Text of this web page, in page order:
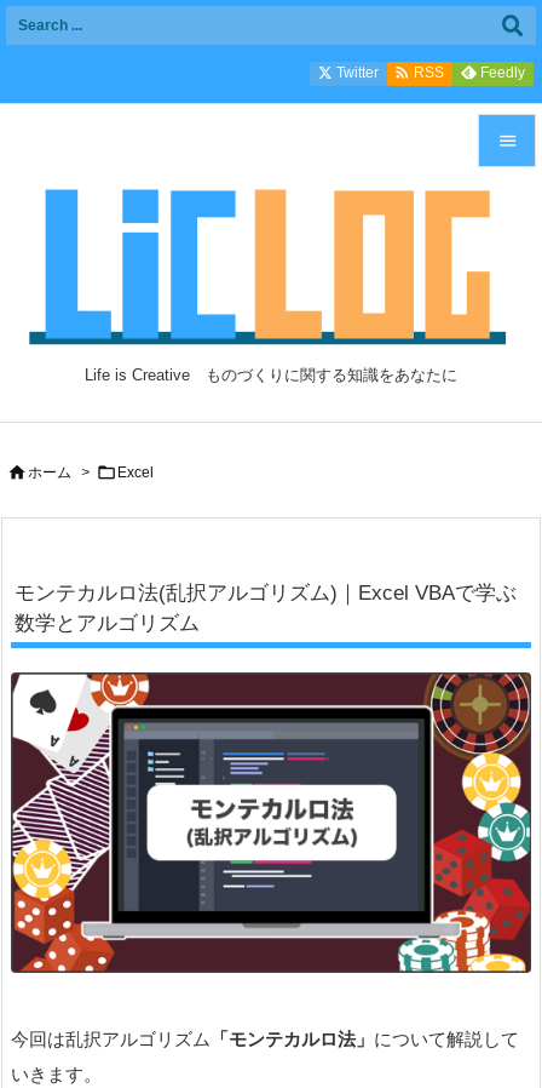
Life is Creative ものづくりに関する知識をあなたに

前へ

Twitter  RSS Feedly
ホーム >  Excel
モンテカルロ法(乱択アルゴリズム)｜Excel VBAで学ぶ
数学とアルゴリズム
今回は乱択アルゴリズム 「モンテカルロ法」 について解説して
いきます。